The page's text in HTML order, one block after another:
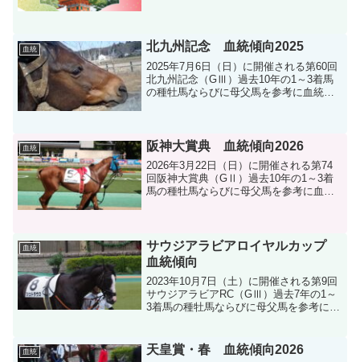
血統 北九州記念 血統傾向2025
2025年7月6日（日）に開催される第60回
北九州記念（GⅢ）過去10年の1～3着馬
の種牡馬ならびに母父馬を参考に血統分
血統 阪神大賞典 血統傾向2026
2026年3月22日（日）に開催される第74
回阪神大賞典（GⅡ）過去10年の1～3着
馬の種牡馬ならびに母父馬を参考に血統
血統
サウジアラビアロイヤルカップ
血統傾向
2023年10月7日（土）に開催される第9回
サウジアラビアRC（GⅢ）過去7年の1～
3着馬の種牡馬ならびに母父馬を参考に血
血統 天皇賞・春 血統傾向2026